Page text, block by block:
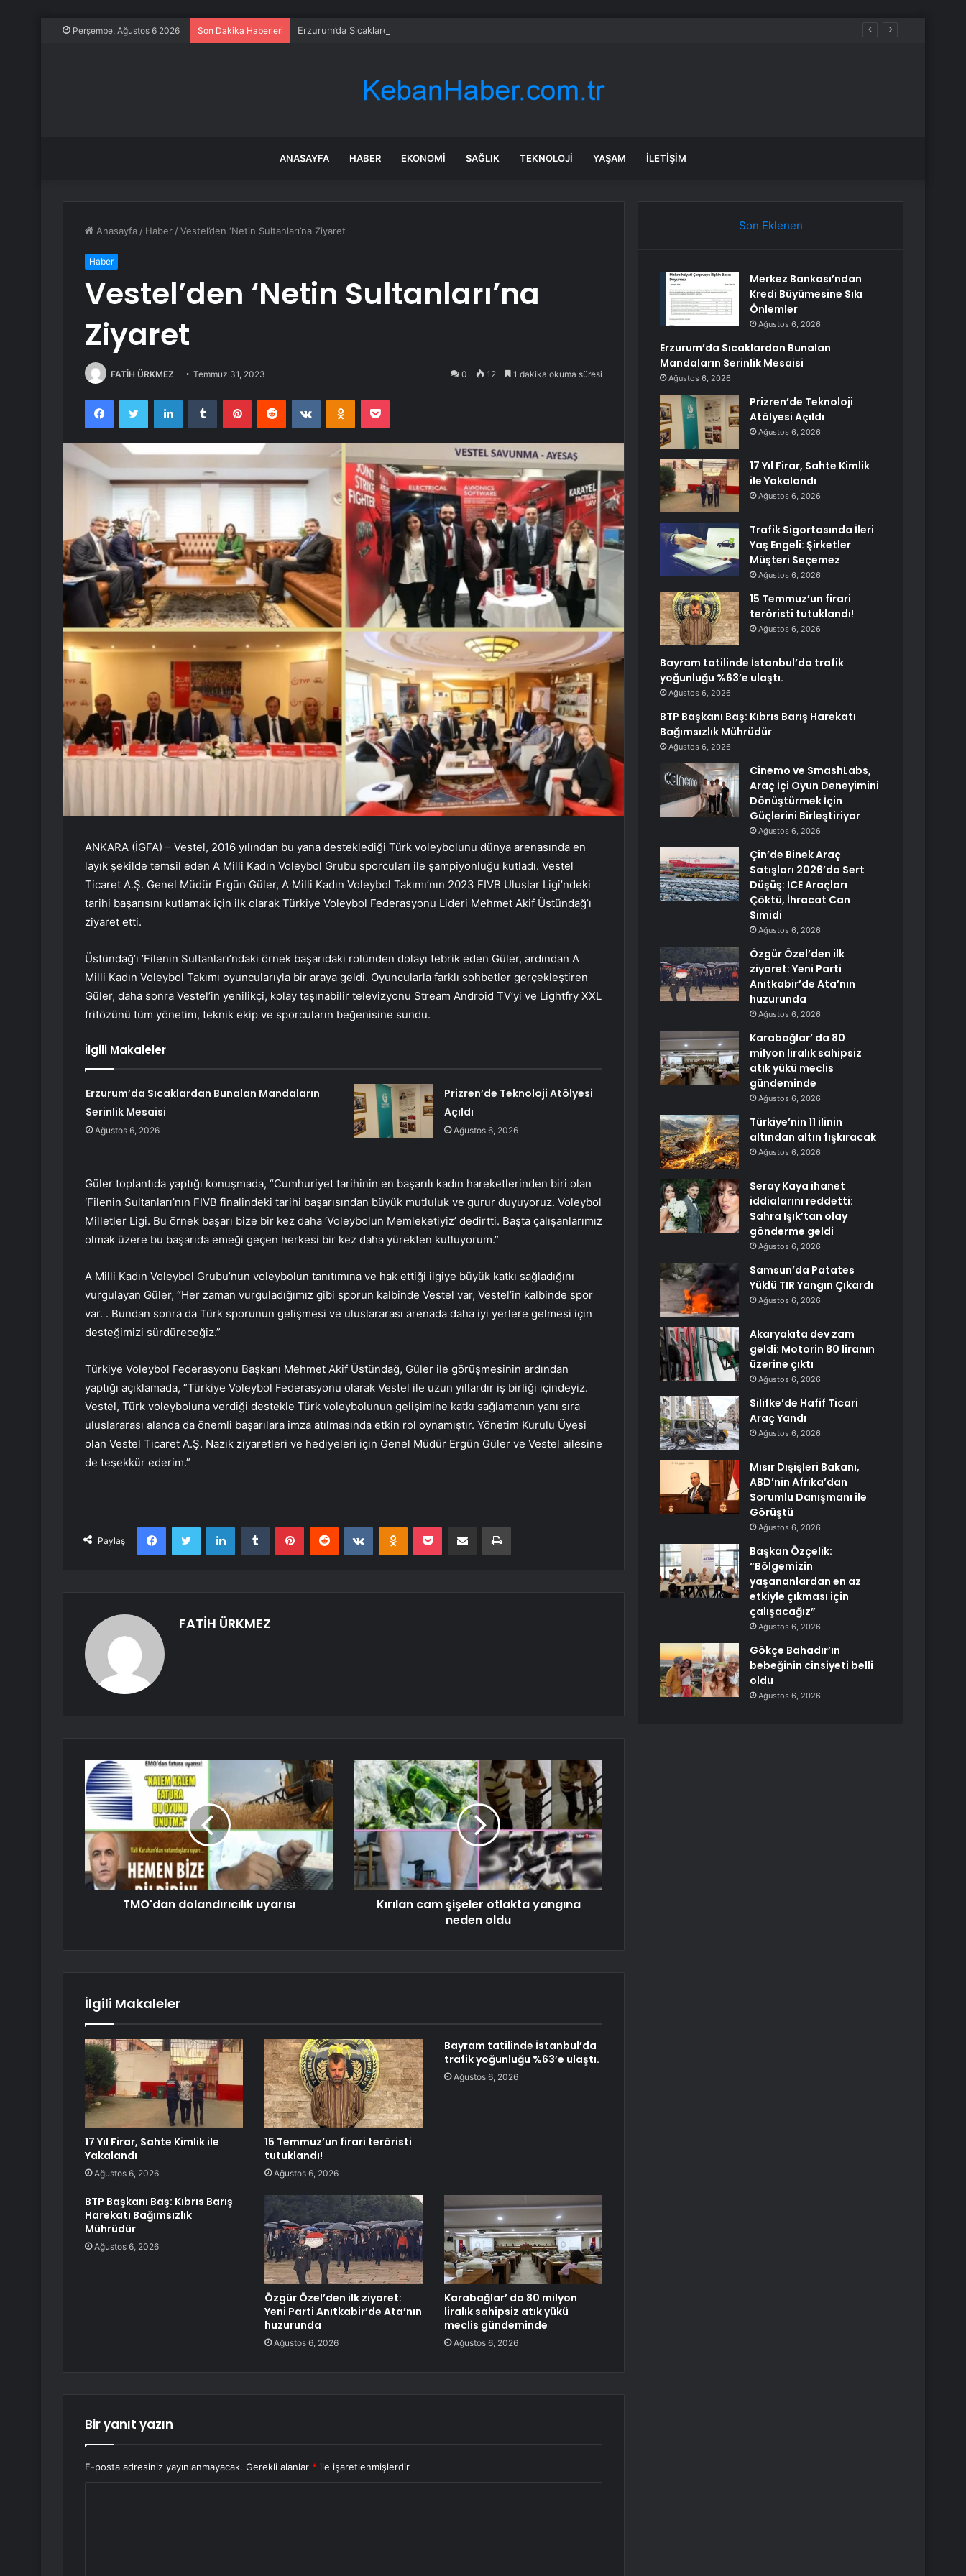
Perşembe, Ağustos 6 2026 Son Dakika Haberleri Erzurum’da Sıcaklardan Bunalan Mandaların Serinlik Mesaisi
ANASAYFA HABER EKONOMI SAĞLIK TEKNOLOJI YAŞAM İLETIŞIM
Anasayfa / Haber /Vestel’den ‘Netin Sultanları’na Ziyaret
Haber
Vestel’den ‘Netin Sultanları’na
Ziyaret
FATİH ÜRKMEZ Temmuz 31, 2023 0 12 1 dakika okuma süresi
FacebookTwitter LinkedInTumblr PinterestReddit VKontakteOdnoklassniki
Pocket
ANKARA (İGFA) – Vestel, 2016 yılından bu yana desteklediği Türk voleybolunu dünya arenasında en
layık şekilde temsil eden A Milli Kadın Voleybol Grubu sporcuları ile şampiyonluğu kutladı. Vestel
Ticaret A.Ş. Genel Müdür Ergün Güler, A Milli Kadın Voleybol Takımı’nın 2023 FIVB Uluslar Ligi’ndeki
tarihi başarısını kutlamak için ilk olarak Türkiye Voleybol Federasyonu Lideri Mehmet Akif Üstündağ’ı
ziyaret etti.
Üstündağ’ı ‘Filenin Sultanları’ndaki örnek başarıdaki rolünden dolayı tebrik eden Güler, ardından A
Milli Kadın Voleybol Takımı oyuncularıyla bir araya geldi. Oyuncularla farklı sohbetler gerçekleştiren
Güler, daha sonra Vestel’in yenilikçi, kolay taşınabilir televizyonu Stream Android TV’yi ve Lightfry XXL
fritözünü tüm yönetim, teknik ekip ve sporcuların beğenisine sundu.
İlgili Makaleler
Erzurum’da Sıcaklardan Bunalan Mandaların
Serinlik Mesaisi
Ağustos 6, 2026
Prizren’de Teknoloji Atölyesi
Açıldı
Ağustos 6, 2026
Güler toplantıda yaptığı konuşmada, “Cumhuriyet tarihinin en başarılı kadın hareketlerinden biri olan
‘Filenin Sultanları’nın FIVB finalindeki tarihi başarısından büyük mutluluk ve gurur duyuyoruz. Voleybol
Milletler Ligi. Bu örnek başarı bize bir kez daha ‘Voleybolun Memleketiyiz’ dedirtti. Başta çalışanlarımız
olmak üzere bu başarıda emeği geçen herkesi bir kez daha yürekten kutluyorum.”
A Milli Kadın Voleybol Grubu’nun voleybolun tanıtımına ve hak ettiği ilgiye büyük katkı sağladığını
vurgulayan Güler, “Her zaman vurguladığımız gibi sporun kalbinde Vestel var, Vestel’in kalbinde spor
var. . Bundan sonra da Türk sporunun gelişmesi ve uluslararası arenada daha iyi yerlere gelmesi için
desteğimizi sürdüreceğiz.”
Türkiye Voleybol Federasyonu Başkanı Mehmet Akif Üstündağ, Güler ile görüşmesinin ardından
yaptığı açıklamada, “Türkiye Voleybol Federasyonu olarak Vestel ile uzun yıllardır iş birliği içindeyiz.
Vestel, Türk voleyboluna verdiği destekle Türk voleybolunun gelişimine katkı sağlamanın yanı sıra
uluslararası alanda da önemli başarılara imza atılmasında etkin rol oynamıştır. Yönetim Kurulu Üyesi
olan Vestel Ticaret A.Ş. Nazik ziyaretleri ve hediyeleri için Genel Müdür Ergün Güler ve Vestel ailesine
de teşekkür ederim.”
Paylaş
FacebookTwitter LinkedInTumblr PinterestReddit VKontakteOdnoklassniki
Pocket E-Posta ile paylaş Yazdır
FATİH ÜRKMEZ
TMO'dan dolandırıcılık uyarısı
Kırılan cam şişeler otlakta yangına
neden oldu
İlgili Makaleler
17 Yıl Firar, Sahte Kimlik ile
Yakalandı
Ağustos 6, 2026
15 Temmuz’un firari teröristi
tutuklandı!
Ağustos 6, 2026
Bayram tatilinde İstanbul’da
trafik yoğunluğu %63’e ulaştı.
Ağustos 6, 2026
BTP Başkanı Baş: Kıbrıs Barış
Harekatı Bağımsızlık
Mührüdür
Ağustos 6, 2026
Özgür Özel’den ilk ziyaret:
Yeni Parti Anıtkabir’de Ata’nın
huzurunda
Ağustos 6, 2026
Karabağlar’ da 80 milyon
liralık sahipsiz atık yükü
meclis gündeminde
Ağustos 6, 2026
Bir yanıt yazın
E-posta adresiniz yayınlanmayacak. Gerekli alanlar * ile işaretlenmişlerdir
Son Eklenen
Merkez Bankası’ndan
Kredi Büyümesine Sıkı
Önlemler
Ağustos 6, 2026
Erzurum’da Sıcaklardan Bunalan
Mandaların Serinlik Mesaisi
Ağustos 6, 2026
Prizren’de Teknoloji
Atölyesi Açıldı
Ağustos 6, 2026
17 Yıl Firar, Sahte Kimlik
ile Yakalandı
Ağustos 6, 2026
Trafik Sigortasında İleri
Yaş Engeli: Şirketler
Müşteri Seçemez
Ağustos 6, 2026
15 Temmuz’un firari
teröristi tutuklandı!
Ağustos 6, 2026
Bayram tatilinde İstanbul’da trafik
yoğunluğu %63’e ulaştı.
Ağustos 6, 2026
BTP Başkanı Baş: Kıbrıs Barış Harekatı
Bağımsızlık Mührüdür
Ağustos 6, 2026
Cinemo ve SmashLabs,
Araç İçi Oyun Deneyimini
Dönüştürmek İçin
Güçlerini Birleştiriyor
Ağustos 6, 2026
Çin’de Binek Araç
Satışları 2026’da Sert
Düşüş: ICE Araçları
Çöktü, İhracat Can
Simidi
Ağustos 6, 2026
Özgür Özel’den ilk
ziyaret: Yeni Parti
Anıtkabir’de Ata’nın
huzurunda
Ağustos 6, 2026
Karabağlar’ da 80
milyon liralık sahipsiz
atık yükü meclis
gündeminde
Ağustos 6, 2026
Türkiye’nin 11 ilinin
altından altın fışkıracak
Ağustos 6, 2026
Seray Kaya ihanet
iddialarını reddetti:
Sahra Işık’tan olay
gönderme geldi
Ağustos 6, 2026
Samsun’da Patates
Yüklü TIR Yangın Çıkardı
Ağustos 6, 2026
Akaryakıta dev zam
geldi: Motorin 80 liranın
üzerine çıktı
Ağustos 6, 2026
Silifke’de Hafif Ticari
Araç Yandı
Ağustos 6, 2026
Mısır Dışişleri Bakanı,
ABD’nin Afrika’dan
Sorumlu Danışmanı ile
Görüştü
Ağustos 6, 2026
Başkan Özçelik:
“Bölgemizin
yaşananlardan en az
etkiyle çıkması için
çalışacağız”
Ağustos 6, 2026
Gökçe Bahadır’ın
bebeğinin cinsiyeti belli
oldu
Ağustos 6, 2026